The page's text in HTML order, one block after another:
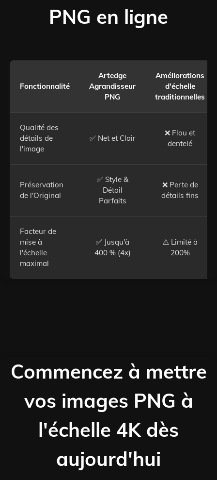
PNG en ligne
Fonctionnalité
Artedge
Agrandisseur
PNG
Améliorations
d'échelle
traditionnelles
Qualité des
détails de
l'image
✅ Net et Clair
❌ Flou et
dentelé
Préservation
de l'Original
✅ Style &
Détail
Parfaits
❌ Perte de
détails fins
Facteur de
mise à
l'échelle
maximal
✅ Jusqu'à
400 % (4x)
⚠️ Limité à
200%
Commencez à mettre
vos images PNG à
l'échelle 4K dès
aujourd'hui